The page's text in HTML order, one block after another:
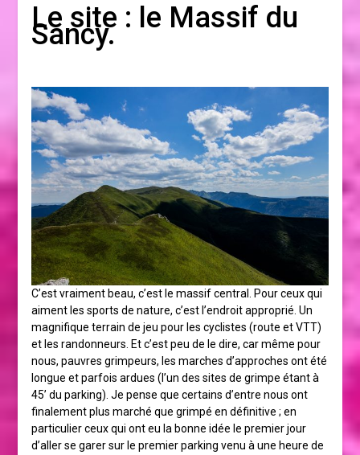
Le site : le Massif du
Sancy.
C’est vraiment beau, c’est le massif central. Pour ceux qui
aiment les sports de nature, c’est l’endroit approprié. Un
magnifique terrain de jeu pour les cyclistes (route et VTT)
et les randonneurs. Et c’est peu de le dire, car même pour
nous, pauvres grimpeurs, les marches d’approches ont été
longue et parfois ardues (l’un des sites de grimpe étant à
45’ du parking). Je pense que certains d’entre nous ont
finalement plus marché que grimpé en définitive ; en
particulier ceux qui ont eu la bonne idée le premier jour
d’aller se garer sur le premier parking venu à une heure de